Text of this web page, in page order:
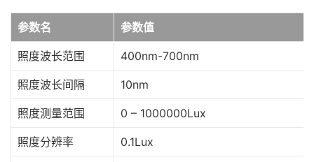
参数名 参数值
照度波长范围 400nm-700nm
照度波长间隔 10nm
照度测量范围 0 – 1000000Lux
照度分辨率 0.1Lux